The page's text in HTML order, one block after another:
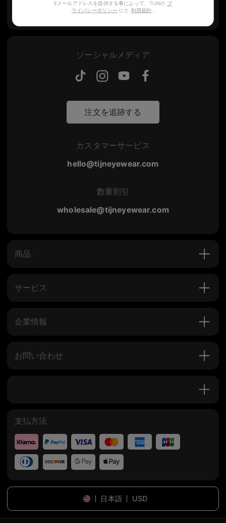
ソーシャルメディア
注文を追跡する
カスタマーサービス
hello@tijneyewear.com
数量割引
wholesale@tijneyewear.com
商品
サービス
企業情報
お問い合わせ
支払方法
日本語 USD
Eメールアドレスを提供する事によって、TIJNの プ
ライバシーポリシー にと 利用規約 .